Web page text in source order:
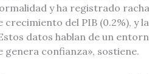
y ha registrado
del PIB (0.2%), y
datos hablan de un
confianza», sostiene.